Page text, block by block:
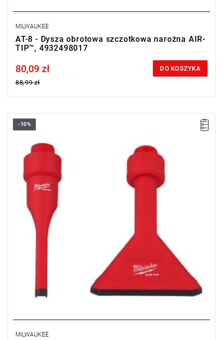
MILWAUKEE
AT-8 - Dysza obrotowa szczotkowa narożna AIR-
TIP™, 4932498017
Price tax included
80,09 zł
88,99 zł
DO KOSZYKA
-10%
MILWAUKEE